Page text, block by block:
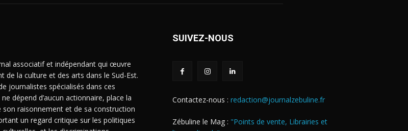
associatif et indépendant qui œuvre
de la culture et des arts dans le Sud-Est.
journalistes spécialisés dans ces
dépend d’aucun actionnaire, place la
son raisonnement et de sa construction
un regard critique sur les politiques
SUIVEZ-NOUS
Contactez-nous : redaction@journalzebuline.fr
Zébuline le Mag : "Points de vente, Librairies et